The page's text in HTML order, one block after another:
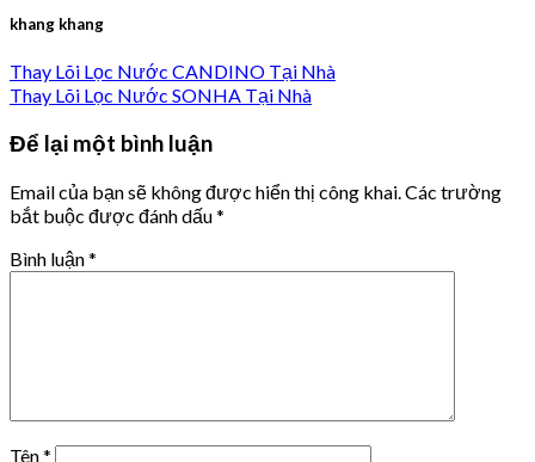
khang khang
Thay Lõi Lọc Nước CANDINO Tại Nhà
Thay Lõi Lọc Nước SONHA Tại Nhà
Để lại một bình luận
Email của bạn sẽ không được hiển thị công khai. Các trường
bắt buộc được đánh dấu*
Bình luận*
Tên*